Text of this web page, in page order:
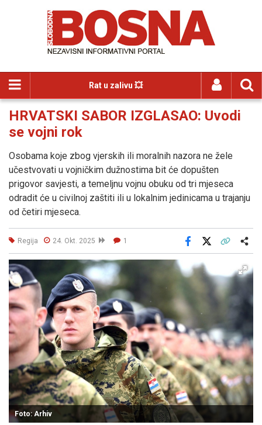
Rat u zalivu 💥
HRVATSKI SABOR IZGLASAO: Uvodi
se vojni rok
Osobama koje zbog vjerskih ili moralnih nazora ne žele
učestvovati u vojničkim dužnostima bit će dopušten
prigovor savjesti, a temeljnu vojnu obuku od tri mjeseca
odradit će u civilnoj zaštiti ili u lokalnim jedinicama u trajanju
od četiri mjeseca.
Regija 24. Okt. 2025 1
Facebook
Foto: Arhiv